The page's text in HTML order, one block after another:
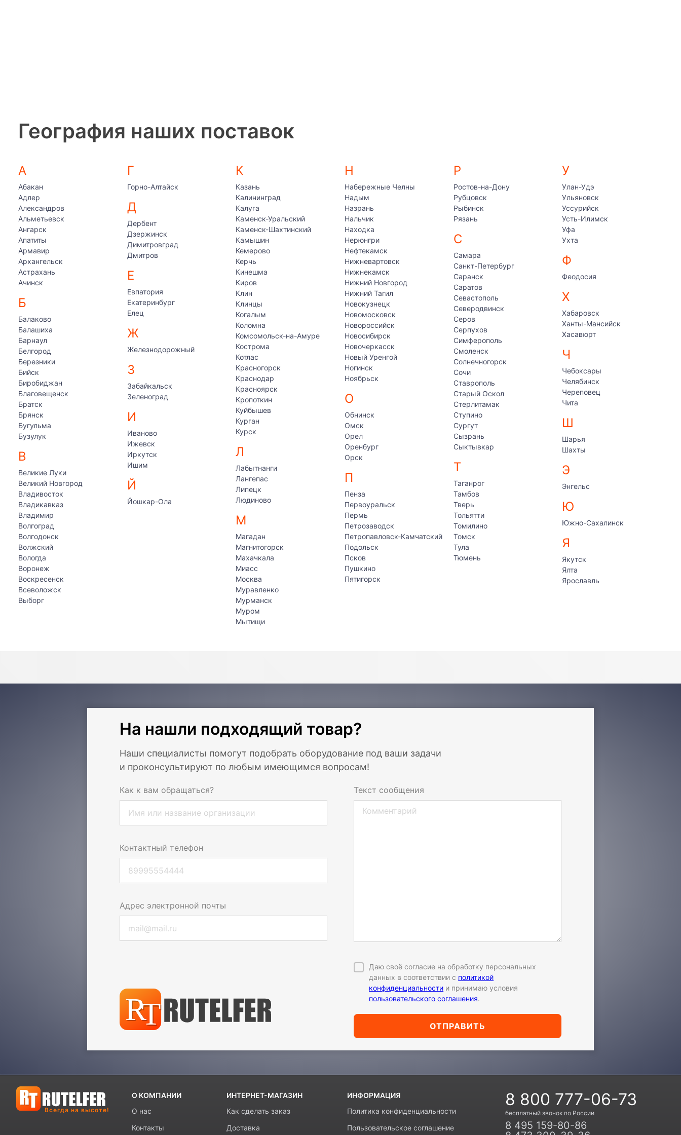
География наших поставок
А
Абакан
Адлер
Александров
Альметьевск
Ангарск
Апатиты
Армавир
Архангельск
Астрахань
Ачинск
Б
Балаково
Балашиха
Барнаул
Белгород
Березники
Бийск
Биробиджан
Благовещенск
Братск
Брянск
Бугульма
Бузулук
В
Великие Луки
Великий Новгород
Владивосток
Владикавказ
Владимир
Волгоград
Волгодонск
Волжский
Вологда
Воронеж
Воскресенск
Всеволожск
Выборг
Г
Горно-Алтайск
Д
Дербент
Дзержинск
Димитровград
Дмитров
Е
Евпатория
Екатеринбург
Елец
Ж
Железнодорожный
З
Забайкальск
Зеленоград
И
Иваново
Ижевск
Иркутск
Ишим
Й
Йошкар-Ола
К
Казань
Калининград
Калуга
Каменск-Уральский
Каменск-Шахтинский
Камышин
Кемерово
Керчь
Кинешма
Киров
Клин
Клинцы
Когалым
Коломна
Комсомольск-на-Амуре
Кострома
Котлас
Красногорск
Краснодар
Красноярск
Кропоткин
Куйбышев
Курган
Курск
Л
Лабытнанги
Лангепас
Липецк
Людиново
М
Магадан
Магнитогорск
Махачкала
Миасс
Москва
Муравленко
Мурманск
Муром
Мытищи
Н
Набережные Челны
Надым
Назрань
Нальчик
Находка
Нерюнгри
Нефтекамск
Нижневартовск
Нижнекамск
Нижний Новгород
Нижний Тагил
Новокузнецк
Новомосковск
Новороссийск
Новосибирск
Новочеркасск
Новый Уренгой
Ногинск
Ноябрьск
О
Обнинск
Омск
Орел
Оренбург
Орск
П
Пенза
Первоуральск
Пермь
Петрозаводск
Петропавловск-Камчатский
Подольск
Псков
Пушкино
Пятигорск
Р
Ростов-на-Дону
Рубцовск
Рыбинск
Рязань
С
Самара
Санкт-Петербург
Саранск
Саратов
Севастополь
Северодвинск
Серов
Серпухов
Симферополь
Смоленск
Солнечногорск
Сочи
Ставрополь
Старый Оскол
Стерлитамак
Ступино
Сургут
Сызрань
Сыктывкар
Т
Таганрог
Тамбов
Тверь
Тольятти
Томилино
Томск
Тула
Тюмень
У
Улан-Удэ
Ульяновск
Уссурийск
Усть-Илимск
Уфа
Ухта
Ф
Феодосия
Х
Хабаровск
Ханты-Мансийск
Хасавюрт
Ч
Чебоксары
Челябинск
Череповец
Чита
Ш
Шарья
Шахты
Э
Энгельс
Ю
Южно-Сахалинск
Я
Якутск
Ялта
Ярославль
На нашли подходящий товар?
Наши специалисты помогут подобрать оборудование под ваши задачи
и проконсультируют по любым имеющимся вопросам!
Как к вам обращаться?
Контактный телефон
Адрес электронной почты
Текст сообщения
Даю своё согласие на обработку персональных
данных в соответствии с политикой
конфиденциальности и принимаю условия
пользовательского соглашения.
ОТПРАВИТЬ
О КОМПАНИИ
О нас
Контакты
ИНТЕРНЕТ-МАГАЗИН
Как сделать заказ
Доставка
ИНФОРМАЦИЯ
Политика конфиденциальности
Пользовательское соглашение
Всегда на высоте!
8 800 777-06-73
бесплатный звонок по России
8 495 159-80-86